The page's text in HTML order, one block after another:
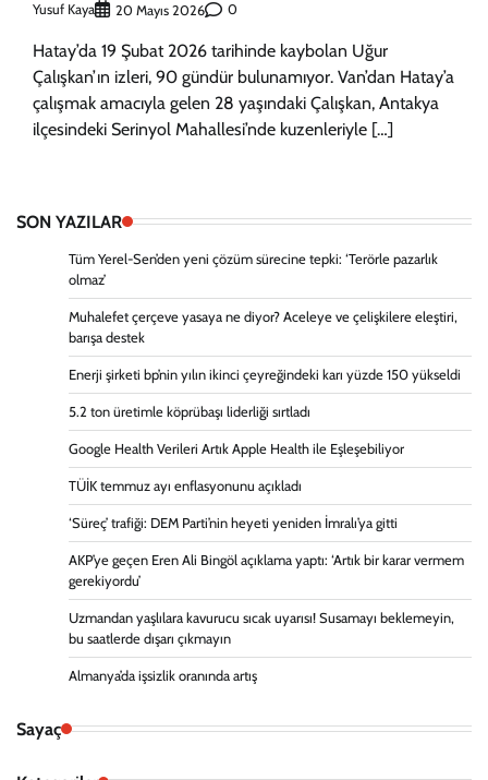
Yusuf Kaya 20 Mayıs 2026 0
Hatay’da 19 Şubat 2026 tarihinde kaybolan Uğur
Çalışkan’ın izleri, 90 gündür bulunamıyor. Van’dan Hatay’a
çalışmak amacıyla gelen 28 yaşındaki Çalışkan, Antakya
ilçesindeki Serinyol Mahallesi’nde kuzenleriyle […]
SON YAZILAR
Tüm Yerel-Sen’den yeni çözüm sürecine tepki: ‘Terörle pazarlık
olmaz’
Muhalefet çerçeve yasaya ne diyor? Aceleye ve çelişkilere eleştiri,
barışa destek
Enerji şirketi bp’nin yılın ikinci çeyreğindeki karı yüzde 150 yükseldi
5.2 ton üretimle köprübaşı liderliği sırtladı
Google Health Verileri Artık Apple Health ile Eşleşebiliyor
TÜİK temmuz ayı enflasyonunu açıkladı
‘Süreç’ trafiği: DEM Parti’nin heyeti yeniden İmralı’ya gitti
AKP’ye geçen Eren Ali Bingöl açıklama yaptı: ‘Artık bir karar vermem
gerekiyordu’
Uzmandan yaşlılara kavurucu sıcak uyarısı! Susamayı beklemeyin,
bu saatlerde dışarı çıkmayın
Almanya’da işsizlik oranında artış
Sayaç